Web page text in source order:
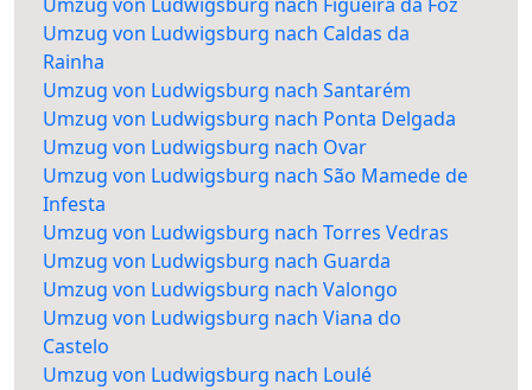
Umzug von Ludwigsburg nach Caldas da
Rainha
Umzug von Ludwigsburg nach Santarém
Umzug von Ludwigsburg nach Ponta Delgada
Umzug von Ludwigsburg nach Ovar
Umzug von Ludwigsburg nach São Mamede de
Infesta
Umzug von Ludwigsburg nach Torres Vedras
Umzug von Ludwigsburg nach Guarda
Umzug von Ludwigsburg nach Valongo
Umzug von Ludwigsburg nach Viana do
Castelo
Umzug von Ludwigsburg nach Loulé